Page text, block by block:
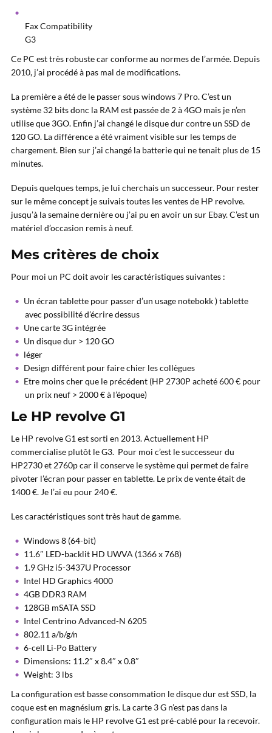
Fax Compatibility
G3
Ce PC est très robuste car conforme au normes de l’armée. Depuis
2010, j’ai procédé à pas mal de modifications.
La première a été de le passer sous windows 7 Pro. C’est un
système 32 bits donc la RAM est passée de 2 à 4GO mais je n’en
utilise que 3GO. Enfin j’ai changé le disque dur contre un SSD de
120 GO. La différence a été vraiment visible sur les temps de
chargement. Bien sur j’ai changé la batterie qui ne tenait plus de 15
minutes.
Depuis quelques temps, je lui cherchais un successeur. Pour rester
sur le même concept je suivais toutes les ventes de HP revolve.
jusqu’à la semaine dernière ou j’ai pu en avoir un sur Ebay. C’est un
matériel d’occasion remis à neuf.
Mes critères de choix
Pour moi un PC doit avoir les caractéristiques suivantes :
Un écran tablette pour passer d’un usage notebokk ) tablette
avec possibilité d’écrire dessus
Une carte 3G intégrée
Un disque dur > 120 GO
léger
Design différent pour faire chier les collègues
Etre moins cher que le précédent (HP 2730P acheté 600 € pour
un prix neuf > 2000 € à l’époque)
Le HP revolve G1
Le HP revolve G1 est sorti en 2013. Actuellement HP
commercialise plutôt le G3. Pour moi c’est le successeur du
HP2730 et 2760p car il conserve le système qui permet de faire
pivoter l’écran pour passer en tablette. Le prix de vente était de
1400 €. Je l’ai eu pour 240 €.
Les caractéristiques sont très haut de gamme.
Windows 8 (64-bit)
11.6″ LED-backlit HD UWVA (1366 x 768)
1.9 GHz i5-3437U Processor
Intel HD Graphics 4000
4GB DDR3 RAM
128GB mSATA SSD
Intel Centrino Advanced-N 6205
802.11 a/b/g/n
6-cell Li-Po Battery
Dimensions: 11.2″ x 8.4″ x 0.8″
Weight: 3 lbs
La configuration est basse consommation le disque dur est SSD, la
coque est en magnésium gris. La carte 3 G n’est pas dans la
configuration mais le HP revolve G1 est pré-cablé pour la recevoir.